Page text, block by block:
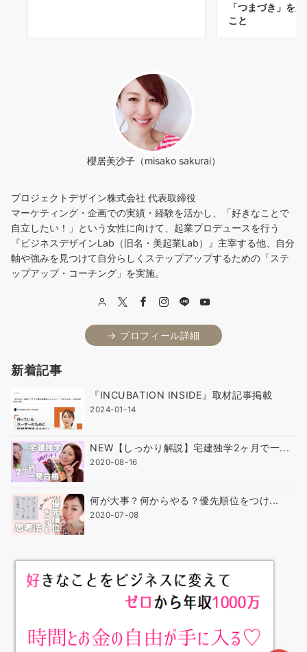
「つまづき」を
こと
櫻居美沙子（misako sakurai）
プロジェクトデザイン株式会社 代表取締役
マーケティング・企画での実績・経験を活かし、「好きなことで
自立したい！」という女性に向けて、起業プロデュースを行う
『ビジネスデザインLab（旧名・美起業Lab）』主宰する他、自分
軸や強みを見つけて自分らしくステップアップするための「ステ
ップアップ・コーチング」を実施。
→ プロフィール詳細
新着記事
『INCUBATION INSIDE』取材記事掲載
2024-01-14
NEW【しっかり解説】宅建独学2ヶ月で一...
2020-08-16
何が大事？何からやる？優先順位をつけ...
2020-07-08